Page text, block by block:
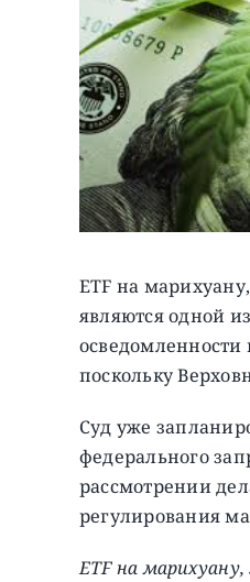
ETF на
являются одной
осведомленности
поскольку
Суд уже
федерального
рассмотрении
регулирования
ETF на